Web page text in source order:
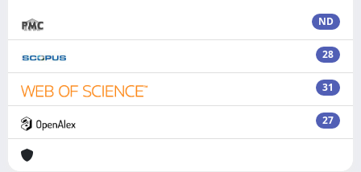
ND
28
31
27